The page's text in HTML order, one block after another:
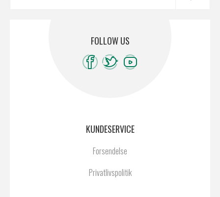
FOLLOW US
KUNDESERVICE
Forsendelse
Privatlivspolitik